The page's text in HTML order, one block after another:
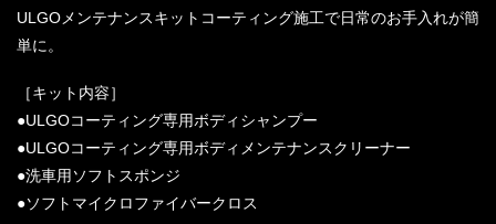
ULGOメンテナンスキットコーティング施工で日常のお手入れが簡
単に。
［キット内容］
●ULGOコーティング専用ボディシャンプー
●ULGOコーティング専用ボディメンテナンスクリーナー
●洗車用ソフトスポンジ
●ソフトマイクロファイバークロス